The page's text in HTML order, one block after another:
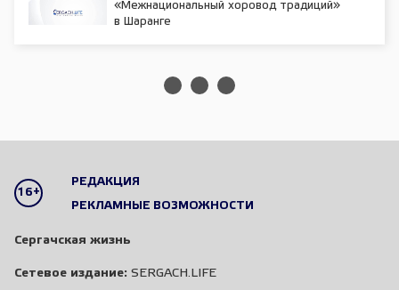
«Межнациональный хоровод традиций»
в Шаранге
16+
РЕДАКЦИЯ
РЕКЛАМНЫЕ ВОЗМОЖНОСТИ
Сергачская жизнь
Сетевое издание: SERGACH.LIFE